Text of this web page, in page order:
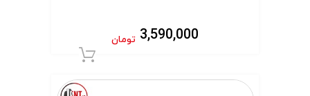
3,590,000 تومان